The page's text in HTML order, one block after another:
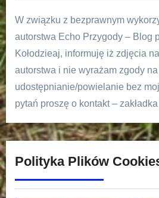
W związku z bezprawnym
autorstwa Echo Przygody – Blog
Kołodzieaj, informuję iż zdjęcia
autorstwa i nie wyrażam zgody
udostępnianie/powielanie bez
pytań proszę o kontakt –
Polityka Plików